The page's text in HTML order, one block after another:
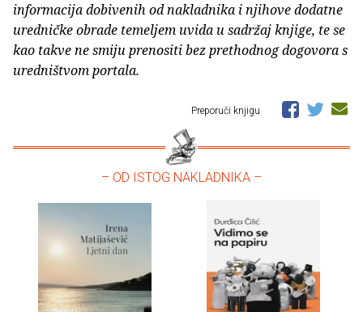
informacija dobivenih od nakladnika i njihove dodatne
uredničke obrade temeljem uvida u sadržaj knjige, te se
kao takve ne smiju prenositi bez prethodnog dogovora s
uredništvom portala.
Preporuči knjigu
– OD ISTOG NAKLADNIKA –